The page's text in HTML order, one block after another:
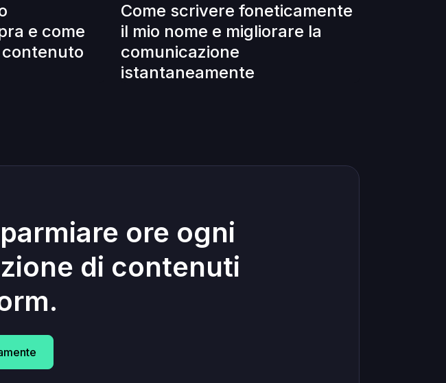
e come
Come scrivere foneticamente
il mio nome e migliorare la
comunicazione
istantaneamente
ore ogni
di contenuti